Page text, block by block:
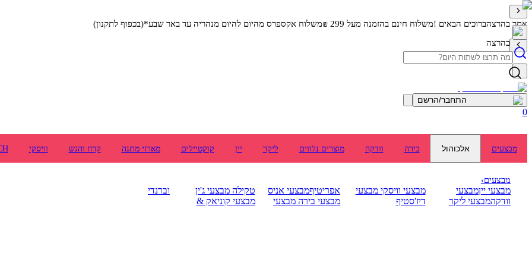
אתר בהרצהברוכים הבאים !משלוח חינם בהזמנה מעל 299 ₪
משלוח אקספרס מהיום להיום מנהריה עד באר שבע*(בכפוף לתקנון)
אתר בהרצה
התחבר/הרשם
0
מבצעים אלכוהול בירה וודקה מוצרים נלווים ליקר יין קוקטיילים מארזי מתנה קרח והגש וויסקי
מבצעים›
מבצעי ייןמבצעי
וודקהמבצעי ליקר
מבצעי וויסקימבצעי
דיז'סטיף
אפריטיףמבצעי אניס
מבצעי בירה מבצעי
טקילהמבצעי ג'ין
מבצעי קוניאק &
וברנדי